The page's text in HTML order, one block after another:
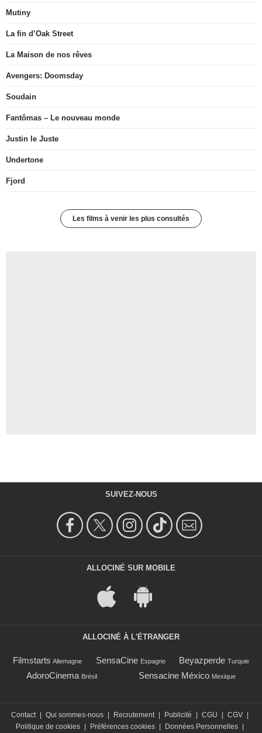
Mutiny
La fin d’Oak Street
La Maison de nos rêves
Avengers: Doomsday
Soudain
Fantômas – Le nouveau monde
Justin le Juste
Undertone
Fjord
Les films à venir les plus consultés
SUIVEZ-NOUS
ALLOCINÉ SUR MOBILE
ALLOCINÉ À L'ÉTRANGER
Filmstarts Allemagne SensaCine Espagne Beyazperde Turquie
AdoroCinema Brésil Sensacine México Mexique
Contact | Qui sommes-nous | Recrutement | Publicité | CGU | CGV |
Politique de cookies | Préférences cookies | Données Personnelles |